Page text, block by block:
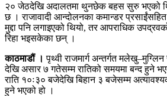
२० जेठदेखि अदालतमा थुनछेक बहस सुरु भएको
छ । राजावादी आन्दोलनका कमान्डर
मुद्दा पनि लगाइएको थियो, तर आपराधिक
रिहा भइसकेका छन् ।
काठमाडौं ।पृथ्वी राजमार्ग अन्तर्गत
देखि असार ७ गतेसम्म रातिको समयमा बन्द हुने
राति १०ः३० बजेदेखि बिहान ३ बजेसम्म
हुने भएको हो ।